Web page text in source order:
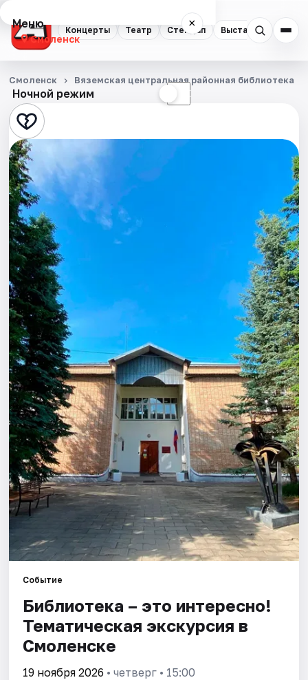
Концерты Театр Стендап Выставки
Меню ×
Смоленск
Концерты
Театр
Стендап
Выставки
Экскурсии
Спорт
События
Города
Площадки
Артисты
Рейтинги
Ночной режим ☾
Смоленск Вяземская центральная районная библиотека
Событие
Библиотека – это интересно!
Тематическая экскурсия в
Смоленске
19 ноября 2026 • четверг • 15:00